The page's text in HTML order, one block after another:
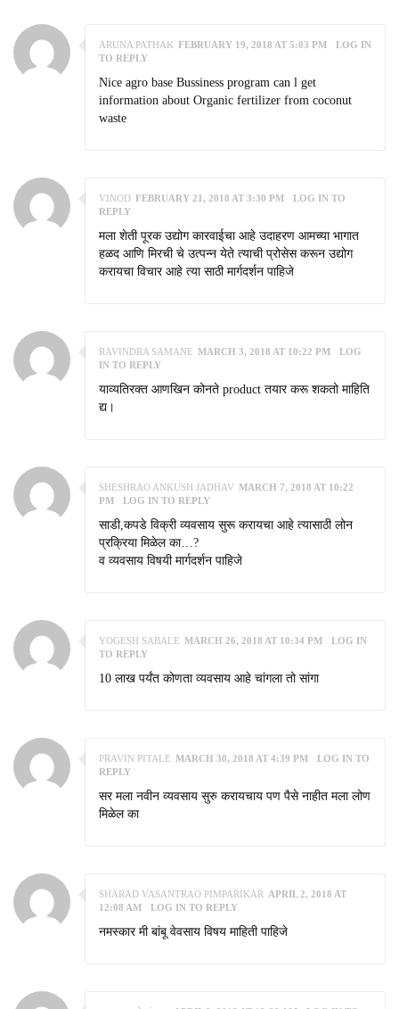
ARUNA PATHAK FEBRUARY 19, 2018 AT 5:03 PM
LOG IN
TO REPLY
Nice agro base Bussiness program can l get
information about Organic fertilizer from coconut
waste
VINOD FEBRUARY 21, 2018 AT 3:30 PM
LOG IN TO
REPLY
मला शेती पूरक उद्योग कारवाईचा आहे उदाहरण आमच्या भागात
हळद आणि मिरची चे उत्पन्न येते त्याची प्रोसेस करून उद्योग
करायचा विचार आहे त्या साठी मार्गदर्शन पाहिजे
RAVINDRA SAMANE MARCH 3, 2018 AT 10:22 PM
LOG
IN TO REPLY
याव्यतिरक्त आणखिन कोनते product तयार करू शकतो माहिति
द्य।
SHESHRAO ANKUSH JADHAV MARCH 7, 2018 AT 10:22
PM
LOG IN TO REPLY
साडी,कपडे विक्री व्यवसाय सुरू करायचा आहे त्यासाठी लोन
प्रक्रिया मिळेल का…?
व व्यवसाय विषयी मार्गदर्शन पाहिजे
YOGESH SABALE MARCH 26, 2018 AT 10:34 PM
LOG IN
TO REPLY
10 लाख पर्यंत कोणता व्यवसाय आहे चांगला तो सांगा
PRAVIN PITALE MARCH 30, 2018 AT 4:39 PM
LOG IN TO
REPLY
सर मला नवीन व्यवसाय सुरु करायचाय पण पैसे नाहीत मला लोण
मिळेल का
SHARAD VASANTRAO PIMPARIKAR APRIL 2, 2018 AT
12:08 AM
LOG IN TO REPLY
नमस्कार मी बांबू वेवसाय विषय माहिती पाहिजे